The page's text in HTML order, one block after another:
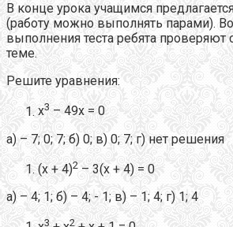
В конце урока учащимся
(работу можно выполнять парами).
выполнения теста ребята проверяют
теме.
Решите уравнения:
х3 – 49х = 0
а) – 7; 0; 7; б) 0; в) 0; 7; г) нет решения
(х + 4)2 – 3(х + 4) = 0
а) – 4; 1; б) – 4; - 1; в) – 1; 4; г) 1; 4
3 2